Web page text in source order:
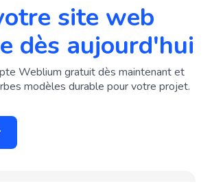
site web
dès aujourd'hui
Weblium gratuit dès maintenant et
modèles durable pour votre projet.